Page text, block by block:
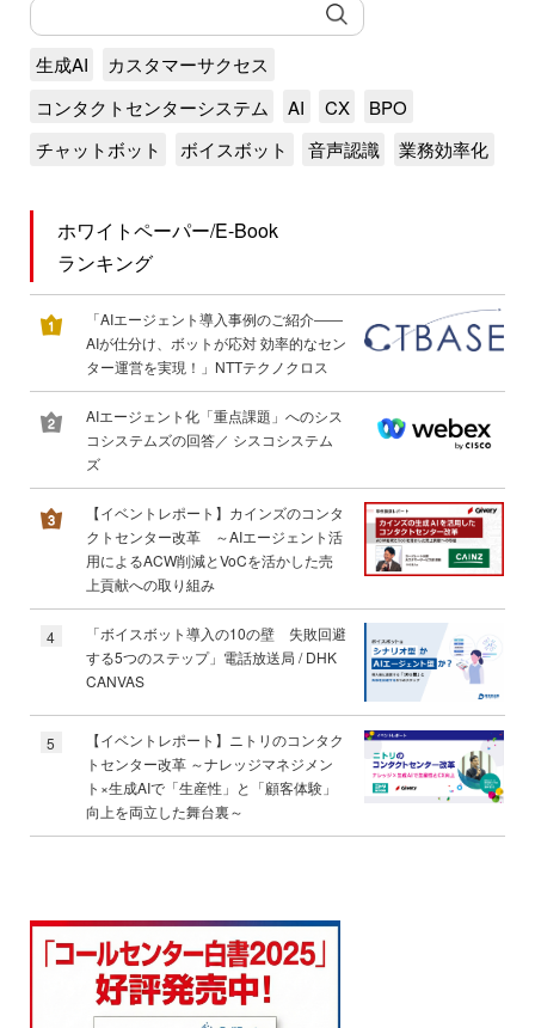
生成AI
カスタマーサクセス
コンタクトセンターシステム
AI CX
BPO
チャットボット
ボイスボット 音声認識 業務効率化
ホワイトペーパー/E-Book
ランキング
「AIエージェント導入事例のご紹介――
AIが仕分け、ボットが応対 効率的なセン
ター運営を実現！」NTTテクノクロス
AIエージェント化「重点課題」へのシス
コシステムズの回答／ シスコシステム
ズ
【イベントレポート】カインズのコンタ
クトセンター改革 ～AIエージェント活
用によるACW削減とVoCを活かした売
上貢献への取り組み
4
「ボイスボット導入の10の壁 失敗回避
する5つのステップ」電話放送局 / DHK
CANVAS
5
【イベントレポート】ニトリのコンタク
トセンター改革 ～ナレッジマネジメン
ト×生成AIで「生産性」と「顧客体験」
向上を両立した舞台裏～